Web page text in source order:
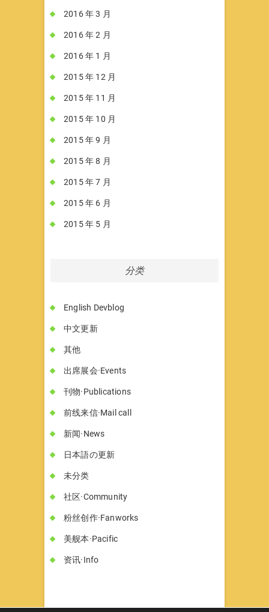
2016 年 3 月
2016 年 2 月
2016 年 1 月
2015 年 12 月
2015 年 11 月
2015 年 10 月
2015 年 9 月
2015 年 8 月
2015 年 7 月
2015 年 6 月
2015 年 5 月
分类
English Devblog
中文更新
其他
出席展会·Events
刊物·Publications
前线来信·Mail call
新闻·News
日本語の更新
未分类
社区·Community
粉丝创作·Fanworks
美舰本·Pacific
资讯·Info